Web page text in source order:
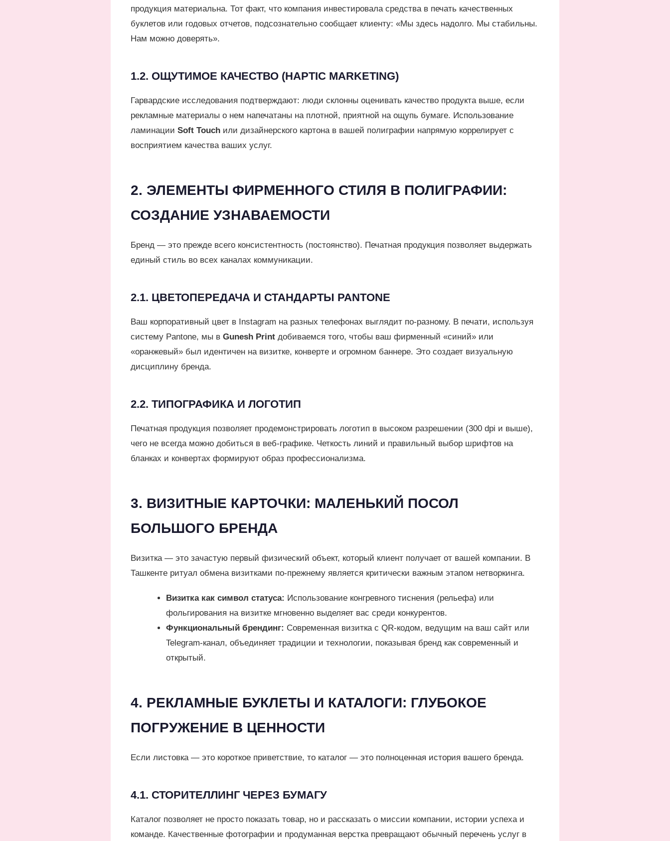
продукция материальна. Тот факт, что компания инвестировала средства в печать качественных
буклетов или годовых отчетов, подсознательно сообщает клиенту: «Мы здесь надолго. Мы стабильны.
Нам можно доверять».
1.2. ОЩУТИМОЕ КАЧЕСТВО (HAPTIC MARKETING)
Гарвардские исследования подтверждают: люди склонны оценивать качество продукта выше, если
рекламные материалы о нем напечатаны на плотной, приятной на ощупь бумаге. Использование
ламинации Soft Touch или дизайнерского картона в вашей полиграфии напрямую коррелирует с
восприятием качества ваших услуг.
2. ЭЛЕМЕНТЫ ФИРМЕННОГО СТИЛЯ В ПОЛИГРАФИИ:
СОЗДАНИЕ УЗНАВАЕМОСТИ
Бренд — это прежде всего консистентность (постоянство). Печатная продукция позволяет выдержать
единый стиль во всех каналах коммуникации.
2.1. ЦВЕТОПЕРЕДАЧА И СТАНДАРТЫ PANTONE
Ваш корпоративный цвет в Instagram на разных телефонах выглядит по-разному. В печати, используя
систему Pantone, мы в Gunesh Print добиваемся того, чтобы ваш фирменный «синий» или
«оранжевый» был идентичен на визитке, конверте и огромном баннере. Это создает визуальную
дисциплину бренда.
2.2. ТИПОГРАФИКА И ЛОГОТИП
Печатная продукция позволяет продемонстрировать логотип в высоком разрешении (300 dpi и выше),
чего не всегда можно добиться в веб-графике. Четкость линий и правильный выбор шрифтов на
бланках и конвертах формируют образ профессионализма.
3. ВИЗИТНЫЕ КАРТОЧКИ: МАЛЕНЬКИЙ ПОСОЛ
БОЛЬШОГО БРЕНДА
Визитка — это зачастую первый физический объект, который клиент получает от вашей компании. В
Ташкенте ритуал обмена визитками по-прежнему является критически важным этапом нетворкинга.
Визитка как символ статуса: Использование конгревного тиснения (рельефа) или
фольгирования на визитке мгновенно выделяет вас среди конкурентов.
Функциональный брендинг: Современная визитка с QR-кодом, ведущим на ваш сайт или
Telegram-канал, объединяет традиции и технологии, показывая бренд как современный и
открытый.
4. РЕКЛАМНЫЕ БУКЛЕТЫ И КАТАЛОГИ: ГЛУБОКОЕ
ПОГРУЖЕНИЕ В ЦЕННОСТИ
Если листовка — это короткое приветствие, то каталог — это полноценная история вашего бренда.
4.1. СТОРИТЕЛЛИНГ ЧЕРЕЗ БУМАГУ
Каталог позволяет не просто показать товар, но и рассказать о миссии компании, истории успеха и
команде. Качественные фотографии и продуманная верстка превращают обычный перечень услуг в